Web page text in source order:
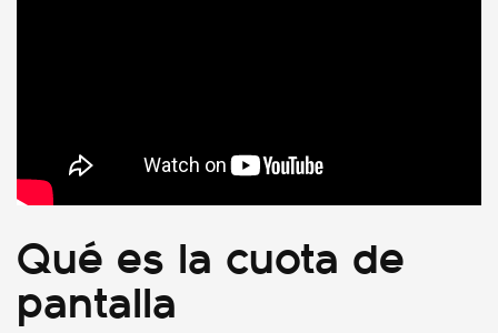
Qué es la cuota de
pantalla